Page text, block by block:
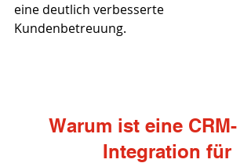
eine deutlich verbesserte
Kundenbetreuung.
Warum ist eine CRM-
Integration für